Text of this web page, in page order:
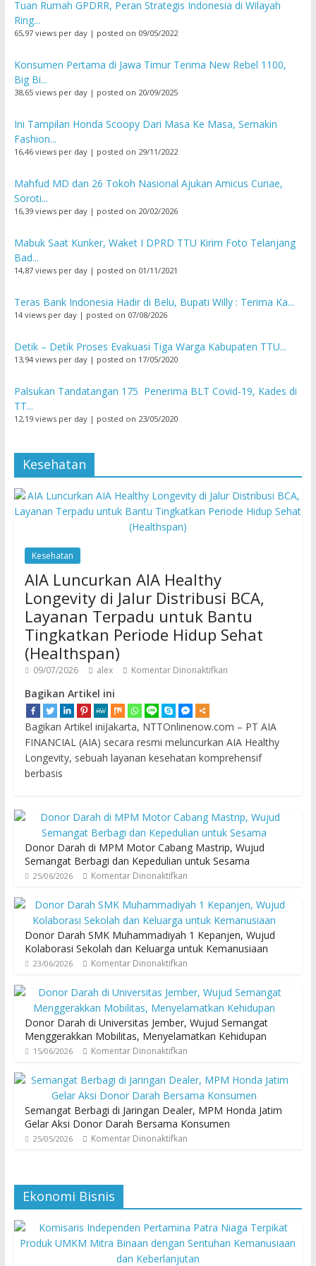
Tuan Rumah GPDRR, Peran Strategis Indonesia di Wilayah
Ring...
65,97 views per day| posted on 09/05/2022
Konsumen Pertama di Jawa Timur Terima New Rebel 1100,
Big Bi...
38,65 views per day| posted on 20/09/2025
Ini Tampilan Honda Scoopy Dari Masa Ke Masa, Semakin
Fashion...
16,46 views per day| posted on 29/11/2022
Mahfud MD dan 26 Tokoh Nasional Ajukan Amicus Curiae,
Soroti...
16,39 views per day| posted on 20/02/2026
Mabuk Saat Kunker, Waket I DPRD TTU Kirim Foto Telanjang
Bad...
14,87 views per day| posted on 01/11/2021
Teras Bank Indonesia Hadir di Belu, Bupati Willy : Terima Ka...
14 views per day| posted on 07/08/2026
Detik – Detik Proses Evakuasi Tiga Warga Kabupaten TTU...
13,94 views per day| posted on 17/05/2020
Palsukan Tandatangan 175 Penerima BLT Covid-19, Kades di
TT...
12,19 views per day| posted on 23/05/2020
Kesehatan
Kesehatan
AIA Luncurkan AIA Healthy
Longevity di Jalur Distribusi BCA,
Layanan Terpadu untuk Bantu
Tingkatkan Periode Hidup Sehat
(Healthspan)
09/07/2026 alex Komentar Dinonaktifkan
Bagikan Artikel ini
Bagikan Artikel iniJakarta, NTTOnlinenow.com – PT AIA
FINANCIAL (AIA) secara resmi meluncurkan AIA Healthy
Longevity, sebuah layanan kesehatan komprehensif
berbasis
Donor Darah di MPM Motor Cabang Mastrip, Wujud
Semangat Berbagi dan Kepedulian untuk Sesama
25/06/2026 Komentar Dinonaktifkan
Donor Darah SMK Muhammadiyah 1 Kepanjen, Wujud
Kolaborasi Sekolah dan Keluarga untuk Kemanusiaan
23/06/2026 Komentar Dinonaktifkan
Donor Darah di Universitas Jember, Wujud Semangat
Menggerakkan Mobilitas, Menyelamatkan Kehidupan
15/06/2026 Komentar Dinonaktifkan
Semangat Berbagi di Jaringan Dealer, MPM Honda Jatim
Gelar Aksi Donor Darah Bersama Konsumen
25/05/2026 Komentar Dinonaktifkan
Ekonomi Bisnis